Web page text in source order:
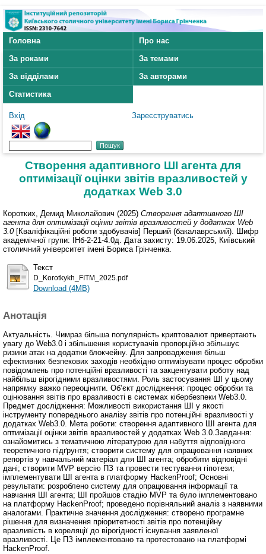
Головна
Про нас
За роками
За темами
За відділами
За авторами
Статистика
Вхід Зареєструватись
Створення адаптивного ШІ агента для
оптимізації оцінки звітів вразливостей у
додатках Web 3.0
Коротких, Демид Миколайович (2025) Створення адаптивного ШІ
агента для оптимізації оцінки звітів вразливостей у додатках Web
3.0[Кваліфікаційні роботи здобувачів] Перший (бакалаврський). Шифр
академічної групи: ІНб-2-21-4.0д. Дата захисту: 19.06.2025, Київський
столичний університет імені Бориса Грінченка.
Текст
D_Korotkykh_FITM_2025.pdf
Download (4MB)
Анотація
Актуальність. Чимраз більша популярність криптовалют привертають
увагу до Web3.0 і збільшення користувачів пропорційно збільшує
ризики атак на додатки блокчейну. Для запровадження більш
ефективних безпекових заходів необхідно оптимізувати процес обробки
повідомлень про потенційні вразливості та закцентувати роботу над
найбільш вірогідними вразливостями. Роль застосування ШІ у цьому
напрямку важко переоцінити. Об’єкт дослідження: процес обробки та
оцінювання звітів про вразливості в системах кібербезпеки Web3.0.
Предмет дослідження: Можливості використання ШІ у якості
інструменту попереднього аналізу звітів про потенційні вразливості у
додатках Web3.0. Мета роботи: створення адаптивного ШІ агента для
оптимізації оцінки звітів вразливостей у додатках Web 3.0.Завдання:
ознайомитись з тематичною літературою для набуття відповідного
теоретичного підґрунтя; створити систему для опрацювання наявних
репортів у навчальний матеріал для ШІ агента; обробити відповідні
дані; створити MVP версію ПЗ та провести тестування гіпотези;
імплементувати ШІ агента в платформу HackenProof; Основні
результати: розроблено систему для опрацювання інформації та
навчання ШІ агента; ШІ пройшов стадію MVP та було імплементовано
на платформу HackenProof; проведено порівняльний аналіз з наявними
аналогами. Практичне значення дослідження: створено програмне
рішення для визначення пріоритетності звітів про потенційну
вразливість в кореляції до вірогідності існування заявленої
вразливості. Це ПЗ імплементовано та протестовано на платформі
HackenProof.